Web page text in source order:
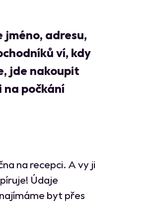
jméno, adresu,
ví, kdy
jde nakoupit
na počkání
na recepci. A vy ji
Údaje
byt přes